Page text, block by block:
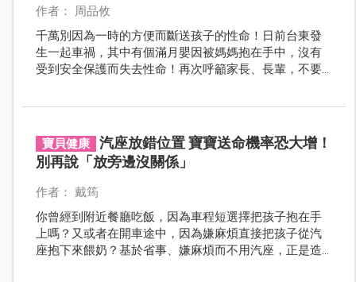
作者： 周品攸
千萬別因為一時的方便而斷送孩子的性命！日前台東發
生一起車禍，其中有個滿月嬰因被媽媽抱在手中，沒有
受到安全保護而失去性命！再次呼籲家長、長輩，不要
寶貝健康
汽座放錯位置 寶寶送命機率恐大增！
別再說「放旁邊沒關係」
作者： 戴筠
你曾經到附近餐廳吃飯，因為車程短選擇把孩子抱在手
上嗎？又或者在開車途中，因為嫌麻煩直接把孩子從汽
座抱下來餵奶？基於省事、嫌麻煩而不用汽座，正是造